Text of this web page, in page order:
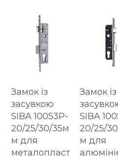
Замок із
засувкою
SIBA 10053P-
20/25/30/35м
м для
металопласт
Замок із
SIBA
20/25/
м для